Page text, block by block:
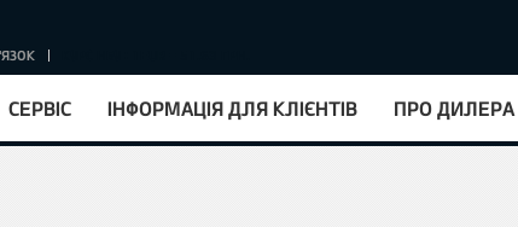
СЕРВІС ІНФОРМАЦІЯ ДЛЯ КЛІЄНТІВ ПРО ДИЛЕРА